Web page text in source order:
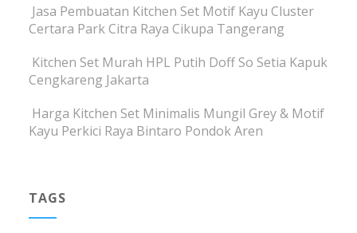
Jasa Pembuatan Kitchen Set Motif Kayu Cluster
Certara Park Citra Raya Cikupa Tangerang
Kitchen Set Murah HPL Putih Doff So Setia Kapuk
Cengkareng Jakarta
Harga Kitchen Set Minimalis Mungil Grey & Motif
Kayu Perkici Raya Bintaro Pondok Aren
TAGS